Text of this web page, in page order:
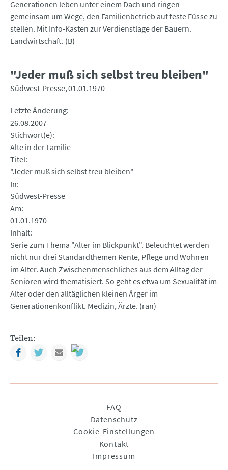
Generationen leben unter einem Dach und ringen
gemeinsam um Wege, den Familienbetrieb auf feste Füsse zu
stellen. Mit Info-Kasten zur Verdienstlage der Bauern.
Landwirtschaft. (B)
"Jeder muß sich selbst treu bleiben"
Südwest-Presse 01.01.1970
Letzte Änderung
26.08.2007
Stichwort(e)
Alte in der Familie
Titel
"Jeder muß sich selbst treu bleiben"
In
Südwest-Presse
Am
01.01.1970
Inhalt
Serie zum Thema "Alter im Blickpunkt". Beleuchtet werden
nicht nur drei Standardthemen Rente, Pflege und Wohnen
im Alter. Auch Zwischenmenschliches aus dem Alltag der
Senioren wird thematisiert. So geht es etwa um Sexualität im
Alter oder den alltäglichen kleinen Ärger im
Generationenkonflikt. Medizin, Ärzte. (ran)
Teilen:
FacebookTwitterMail
FAQ
Datenschutz
Cookie-Einstellungen
Kontakt
Impressum